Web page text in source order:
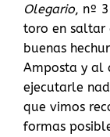
Olegario, nº
toro en saltar
buenas
Amposta y al
ejecutarle
que vimos
formas